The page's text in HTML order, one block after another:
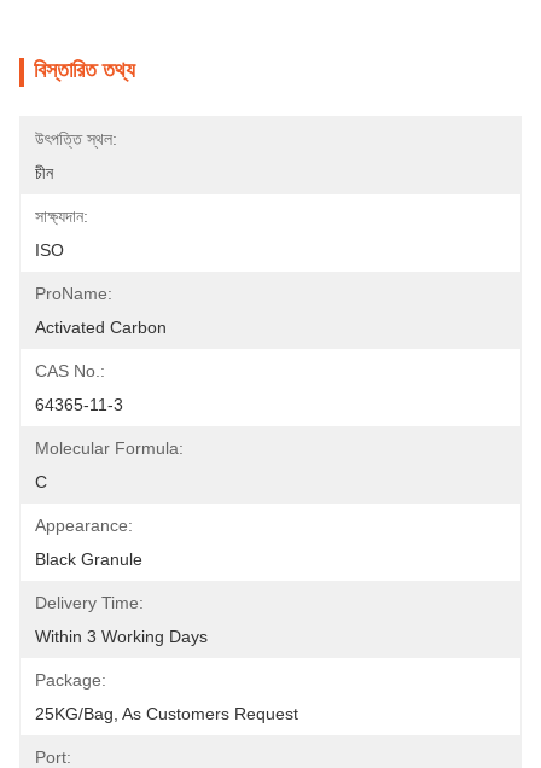
বিস্তারিত তথ্য
উৎপত্তি স্থল:
চীন
সাক্ষ্যদান:
ISO
ProName:
Activated Carbon
CAS No.:
64365-11-3
Molecular Formula:
C
Appearance:
Black Granule
Delivery Time:
Within 3 Working Days
Package:
25KG/bag, As Customers Request
Port: